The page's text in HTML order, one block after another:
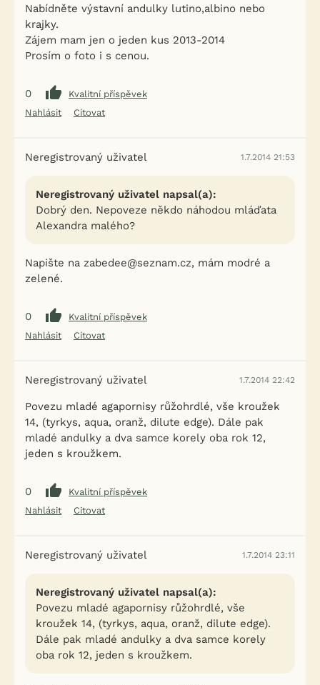
Nabídněte výstavní andulky lutino,albino nebo
krajky.
Zájem mam jen o jeden kus 2013-2014
Prosím o foto i s cenou.
0
Kvalitní příspěvek
Nahlásit
Citovat
Neregistrovaný uživatel 1.7.2014 21:53
Neregistrovaný uživatel napsal(a):
Dobrý den. Nepoveze někdo náhodou mláďata
Alexandra malého?
Napište na zabedee@seznam.cz, mám modré a
zelené.
0
Kvalitní příspěvek
Nahlásit
Citovat
Neregistrovaný uživatel 1.7.2014 22:42
Povezu mladé agapornisy růžohrdlé, vše kroužek
14, (tyrkys, aqua, oranž, dilute edge). Dále pak
mladé andulky a dva samce korely oba rok 12,
jeden s kroužkem.
0
Kvalitní příspěvek
Nahlásit
Citovat
Neregistrovaný uživatel 1.7.2014 23:11
Neregistrovaný uživatel napsal(a):
Povezu mladé agapornisy růžohrdlé, vše
kroužek 14, (tyrkys, aqua, oranž, dilute edge).
Dále pak mladé andulky a dva samce korely
oba rok 12, jeden s kroužkem.